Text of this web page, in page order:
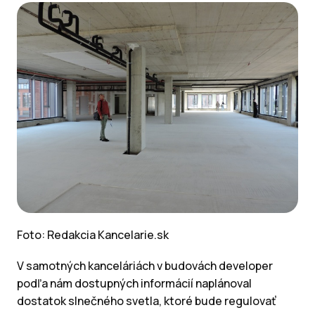
Foto: Redakcia Kancelarie.sk
V samotných kanceláriách v budovách developer
podľa nám dostupných informácií naplánoval
dostatok slnečného svetla, ktoré bude regulovať